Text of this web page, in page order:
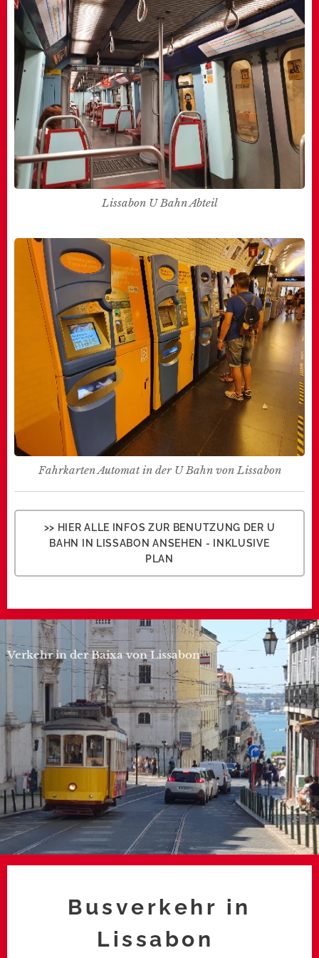
Lissabon U Bahn Abteil
Fahrkarten Automat in der U Bahn von Lissabon
>> HIER ALLE INFOS ZUR BENUTZUNG DER U
BAHN IN LISSABON ANSEHEN - INKLUSIVE
PLAN
Verkehr in der Baixa von Lissabon
Busverkehr in
Lissabon